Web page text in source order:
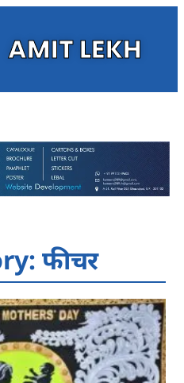
AMIT LEKH
फीचर